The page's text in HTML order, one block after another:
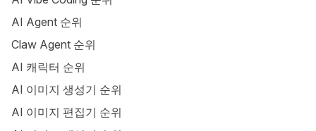
AI Agent 순위
Claw Agent 순위
AI 캐릭터 순위
AI 이미지 생성기 순위
AI 이미지 편집기 순위